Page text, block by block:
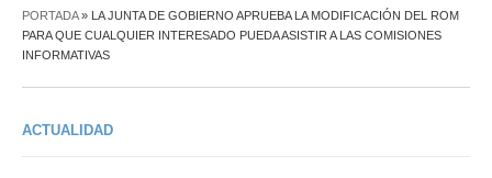
PORTADA» LA JUNTA DE GOBIERNO APRUEBA LA MODIFICACIÓN DEL ROM
PARA QUE CUALQUIER INTERESADO PUEDA ASISTIR A LAS COMISIONES
INFORMATIVAS
ACTUALIDAD